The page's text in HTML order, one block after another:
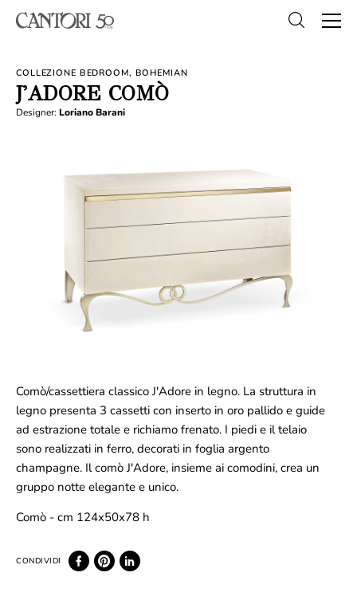
COLLEZIONE BEDROOM, BOHEMIAN
J'ADORE COMÒ
Designer: Loriano Barani
Comò/cassettiera classico J'Adore in legno. La struttura in
legno presenta 3 cassetti con inserto in oro pallido e guide
ad estrazione totale e richiamo frenato. I piedi e il telaio
sono realizzati in ferro, decorati in foglia argento
champagne. Il comò J'Adore, insieme ai comodini, crea un
gruppo notte elegante e unico.
Comò - cm 124x50x78 h